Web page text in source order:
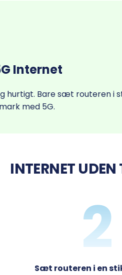
Internet
hurtigt. Bare sæt routeren
med 5G.
INTERNET UDEN
2
Sæt routeren i en